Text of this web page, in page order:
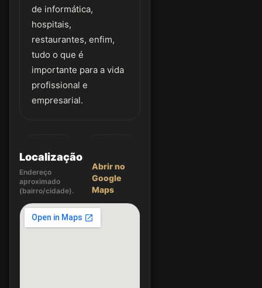
de informática,
hospitais,
restaurantes, enfim,
tudo o que é
importante para a vida
profissional e
empresarial.
Localização
Endereço
aproximado
(bairro/cidade).
Abrir no
Google
Maps